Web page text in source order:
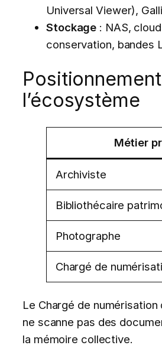
Universal Viewer),
Stockage : NAS,
conservation, bandes
l’écosystème
Métier
Archiviste
Bibliothécaire
Photographe
Chargé de
Le Chargé de numérisation
ne scanne pas des
la mémoire collective.